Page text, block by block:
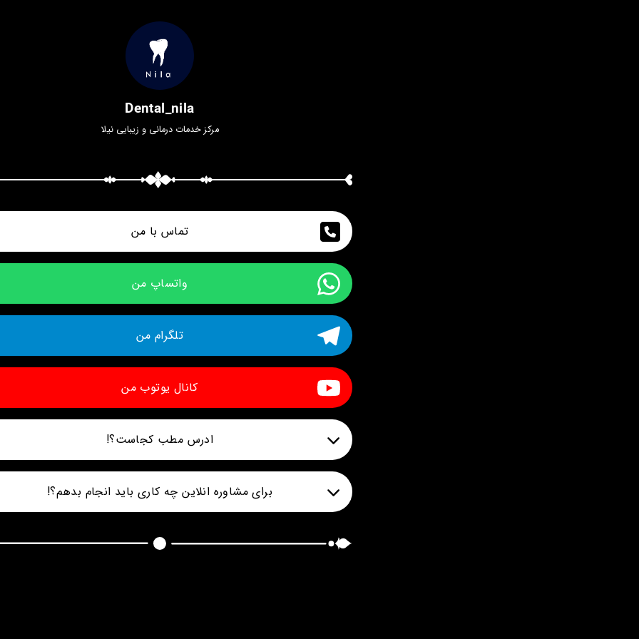
Dental_nila
مرکز خدمات درمانی و زیبایی نیلا
تماس با من
واتساپ من
تلگرام من
کانال یوتوب من
ادرس مطب کجاست؟!
برای مشاوره انلاین چه کاری باید انجام بدهم؟!
های عقب روی هم قرار بگیرن و لبخند عمیق میزنید بگیرید توی